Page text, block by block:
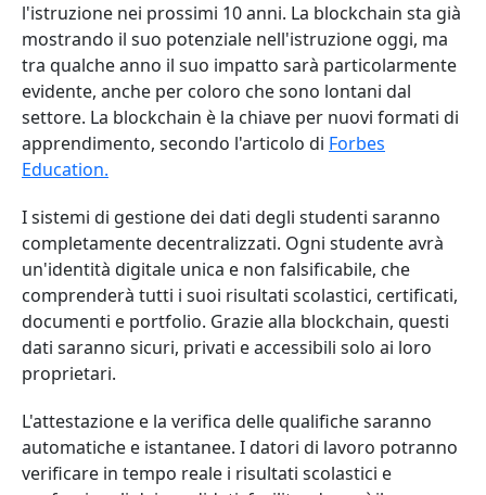
l'istruzione nei prossimi 10 anni. La blockchain sta già
mostrando il suo potenziale nell'istruzione oggi, ma
tra qualche anno il suo impatto sarà particolarmente
evidente, anche per coloro che sono lontani dal
settore. La blockchain è la chiave per nuovi formati di
apprendimento, secondo l'articolo di Forbes
Education.
I sistemi di gestione dei dati degli studenti saranno
completamente decentralizzati. Ogni studente avrà
un'identità digitale unica e non falsificabile, che
comprenderà tutti i suoi risultati scolastici, certificati,
documenti e portfolio. Grazie alla blockchain, questi
dati saranno sicuri, privati e accessibili solo ai loro
proprietari.
L'attestazione e la verifica delle qualifiche saranno
automatiche e istantanee. I datori di lavoro potranno
verificare in tempo reale i risultati scolastici e